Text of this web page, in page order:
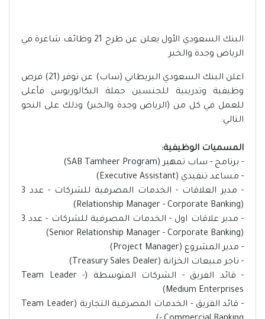
البنك السعودي الأول يعلن عن طرح 21 وظائف شاغرة في
الرياض وجدة والخبر
اعلن البنك السعودي البريطاني (ساب) عن توفر (21) فرص
وظيفية وتدريبية للجنسين حملة البكالوريوس فأعلى
للعمل في كل من (الرياض وجدة والخبر) وذلك على النحو
التالي:
المسميات الوظيفية:
- برنامج - ساب تمهير (SAB Tamheer Program)
- مساعد تنفيذي (Executive Assistant)
- مدير العلاقات - الخدمات المصرفية للشركات - عدد 3
(Relationship Manager - Corporate Banking)
- مدير علاقات اول - الخدمات المصرفية للشركات - عدد 3
(Senior Relationship Manager - Corporate Banking)
- مدير المشروع (Project Manager)
- تاجر مبيعات الخزانة (Treasury Sales Dealer)
- قائد الفريق - الشركات المتوسطة (Team Leader -
Medium Enterprises)
- قائد الفريق - الخدمات المصرفية التجارية (Team Leader